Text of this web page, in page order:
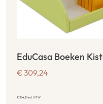
EduCasa Boeken Kist
€ 309,24
€374,18incl. BTW